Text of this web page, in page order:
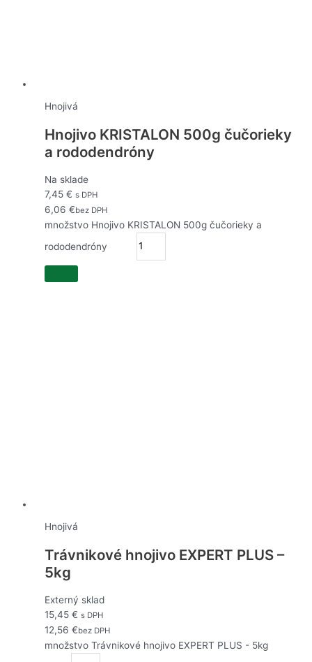
Hnojivá
Hnojivo KRISTALON 500g čučorieky
a rododendróny
Na sklade
7,45€ s DPH
6,06€bez DPH
množstvo Hnojivo KRISTALON 500g čučorieky a
rododendróny
Hnojivá
Trávnikové hnojivo EXPERT PLUS –
5kg
Externý sklad
15,45€ s DPH
12,56€bez DPH
množstvo Trávnikové hnojivo EXPERT PLUS - 5kg